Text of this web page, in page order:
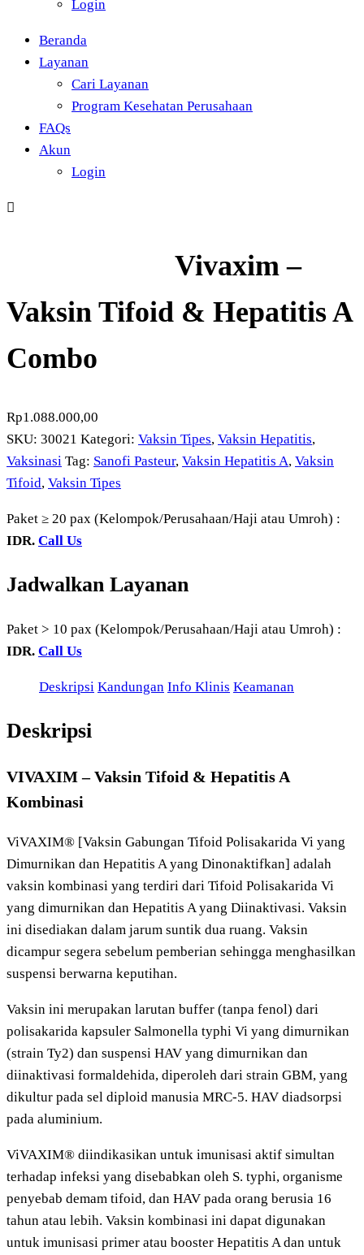
Login
Beranda
Layanan
Cari Layanan
Program Kesehatan Perusahaan
FAQs
Akun
Login
Vivaxim –
Vaksin Tifoid & Hepatitis A
Combo
Rp1.088.000,00
SKU: 30021 Kategori: Vaksin Tipes, Vaksin Hepatitis,
Vaksinasi Tag: Sanofi Pasteur, Vaksin Hepatitis A, Vaksin
Tifoid, Vaksin Tipes
Paket ≥ 20 pax (Kelompok/Perusahaan/Haji atau Umroh) :
IDR. Call Us
Jadwalkan Layanan
Paket > 10 pax (Kelompok/Perusahaan/Haji atau Umroh) :
IDR. Call Us
Deskripsi Kandungan Info Klinis Keamanan
Deskripsi
VIVAXIM – Vaksin Tifoid & Hepatitis A
Kombinasi
ViVAXIM® [Vaksin Gabungan Tifoid Polisakarida Vi yang
Dimurnikan dan Hepatitis A yang Dinonaktifkan] adalah
vaksin kombinasi yang terdiri dari Tifoid Polisakarida Vi
yang dimurnikan dan Hepatitis A yang Diinaktivasi. Vaksin
ini disediakan dalam jarum suntik dua ruang. Vaksin
dicampur segera sebelum pemberian sehingga menghasilkan
suspensi berwarna keputihan.
Vaksin ini merupakan larutan buffer (tanpa fenol) dari
polisakarida kapsuler Salmonella typhi Vi yang dimurnikan
(strain Ty2) dan suspensi HAV yang dimurnikan dan
diinaktivasi formaldehida, diperoleh dari strain GBM, yang
dikultur pada sel diploid manusia MRC-5. HAV diadsorpsi
pada aluminium.
ViVAXIM® diindikasikan untuk imunisasi aktif simultan
terhadap infeksi yang disebabkan oleh S. typhi, organisme
penyebab demam tifoid, dan HAV pada orang berusia 16
tahun atau lebih. Vaksin kombinasi ini dapat digunakan
untuk imunisasi primer atau booster Hepatitis A dan untuk